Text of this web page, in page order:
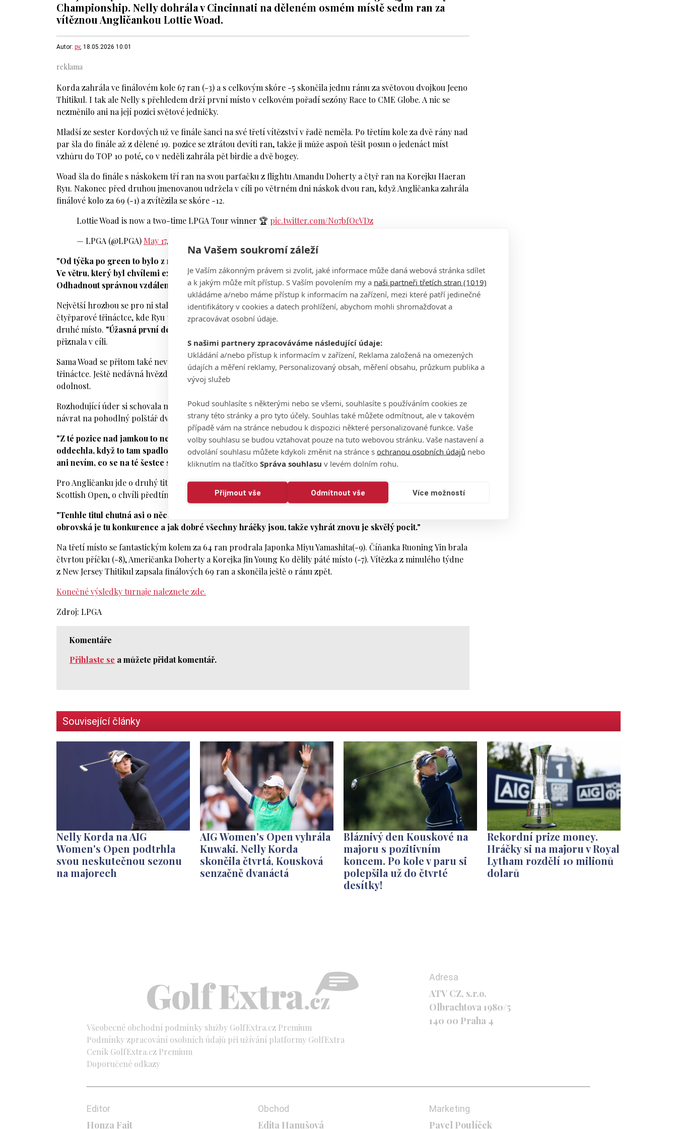
Na Vašem soukromí záleží
Je Vaším zákonným právem si zvolit, jaké informace může daná webová stránka sdílet
a k jakým může mít přístup. S Vaším povolením my a naši partneři třetích stran (1019)
ukládáme a/nebo máme přístup k informacím na zařízení, mezi které patří jedinečné
identifikátory v cookies a datech prohlížení, abychom mohli shromažďovat a
zpracovávat osobní údaje.
S našimi partnery zpracováváme následující údaje:
Ukládání a/nebo přístup k informacím v zařízení, Reklama založená na omezených
údajích a měření reklamy, Personalizovaný obsah, měření obsahu, průzkum publika a
vývoj služeb
Pokud souhlasíte s některými nebo se všemi, souhlasíte s používáním cookies ze
strany této stránky a pro tyto účely. Souhlas také můžete odmítnout, ale v takovém
případě vám na stránce nebudou k dispozici některé personalizované funkce. Vaše
volby souhlasu se budou vztahovat pouze na tuto webovou stránku. Vaše nastavení a
odvolání souhlasu můžete kdykoli změnit na stránce s ochranou osobních údajů nebo
kliknutím na tlačítko Správa souhlasu v levém dolním rohu.
Přijmout vše Odmítnout vše Více možností
Championship. Nelly dohrála v Cincinnati na děleném osmém místě sedm ran za
vítěznou Angličankou Lottie Woad.
Autor: pv, 18.05.2026 10:01
Korda zahrála ve finálovém kole 67 ran (-3) a s celkovým skóre -5 skončila jednu ránu za světovou dvojkou Jeeno
Thitikul. I tak ale Nelly s přehledem drží první místo v celkovém pořadí sezóny Race to CME Globe. A nic se
nezměnilo ani na její pozici světové jedničky.
Mladší ze sester Kordových už ve finále šanci na své třetí vítězství v řadě neměla. Po třetím kole za dvě rány nad
par šla do finále až z dělené 19. pozice se ztrátou devíti ran, takže ji může aspoň těšit posun o jedenáct míst
vzhůru do TOP 10 poté, co v neděli zahrála pět birdie a dvě bogey.
Woad šla do finále s náskokem tří ran na svou parťačku z flightu Amandu Doherty a čtyř ran na Korejku Haeran
Ryu. Nakonec před druhou jmenovanou udržela v cíli po větrném dni náskok dvou ran, když Angličanka zahrála
finálové kolo za 69 (-1) a zvítězila se skóre -12.
Lottie Woad is now a two-time LPGA Tour winner 🏆 pic.twitter.com/No7bfOcVDz
— LPGA (@LPGA) May 17, 2026
"Od týčka po green to bylo z mé strany hodně solidní,"
Ve větru, který byl chvílemi extrémní a neustále se točil, to byl jednoznačně klíč k udržení vedení.
Odhadnout správnou vzdálenost do těch malých greenů bylo obrovsky složité."
Největší hrozbou se pro ni stala Ryu, která na první devítce zapsala pouhých 30 ran (-5). Zlom ale přišel na
čtyřparové třináctce, kde Ryu tvrdě narazila, když vyrobila double bogey. Kolo za 67 ran jí nakonec stačilo jen na
druhé místo. "Úžasná první devítka, byla jsem nadšená. Ale ta chyba na druhé devítce mě stála šanci,"
přiznala v cíli.
Sama Woad se přitom také nevyhnula krizím. Na čtyřparové šestce zapsala double bogey, další ránu ztratila na
třináctce. Ještě nedávná hvězda Florida State University, která není profesionálkou ani rok, ale ukázala mentální
odolnost.
Rozhodující úder si schovala na předposlední jamku. Šestimetrový putt do birdie na sedmnáctce znamenal
návrat na pohodlný polštář dvou ran.
"Z té pozice nad jamkou to nebyl snadný putt. Mělo to docela velký break i rychlost, takže jsem si pořádně
oddechla, když to tam spadlo,"
popsala Woad klíčový moment neděle. Zbytek kola už kontrolovala."Vlastně
ani nevím, co se na té šestce stalo. Semlelo se to hrozně rychle. Zbytek kola už byl ale v podstatě bez stresu."
Pro Angličanku jde o druhý titul na okruhu LPGA. Ten první získala loni při svém profesionálním debutu na
Scottish Open, o chvíli předtím jako amatérka stihla ovládnout Irish Open na Ladies European Tour.
"Tenhle titul chutná asi o něco více sladce. Vůbec jsem to nečekala,"
obrovská je tu konkurence a jak dobré všechny hráčky jsou, takže vyhrát znovu je skvělý pocit."
Na třetí místo se fantastickým kolem za 64 ran prodrala Japonka Miyu Yamashita(-9). Číňanka Ruoning Yin brala
čtvrtou příčku (-8), Američanka Doherty a Korejka Jin Young Ko dělily páté místo (-7). Vítězka z minulého týdne
z New Jersey Thitikul zapsala finálových 69 ran a skončila ještě o ránu zpět.
Konečné výsledky turnaje naleznete zde.
Zdroj: LPGA
Komentáře
Přihlaste se a můžete přidat komentář.
Související články
Nelly Korda na AIG
Women's Open podtrhla
svou neskutečnou sezonu
na majorech
AIG Women's Open vyhrála
Kuwaki. Nelly Korda
skončila čtvrtá, Kousková
senzačně dvanáctá
Bláznivý den Kouskové na
majoru s pozitivním
koncem. Po kole v paru si
polepšila už do čtvrté
desítky!
Rekordní prize money.
Hráčky si na majoru v Royal
Lytham rozdělí 10 milionů
dolarů
Všeobecné obchodní podmínky služby GolfExtra.cz Premium
Podmínky zpracování osobních údajů při užívání platformy GolfExtra
Ceník GolfExtra.cz Premium
Doporučené odkazy
Adresa
ATV CZ, s.r.o.
Olbrachtova 1980/5
140 00 Praha 4
Editor
Honza Fait
Obchod
Edita Hanušová
Marketing
Pavel Poulíček